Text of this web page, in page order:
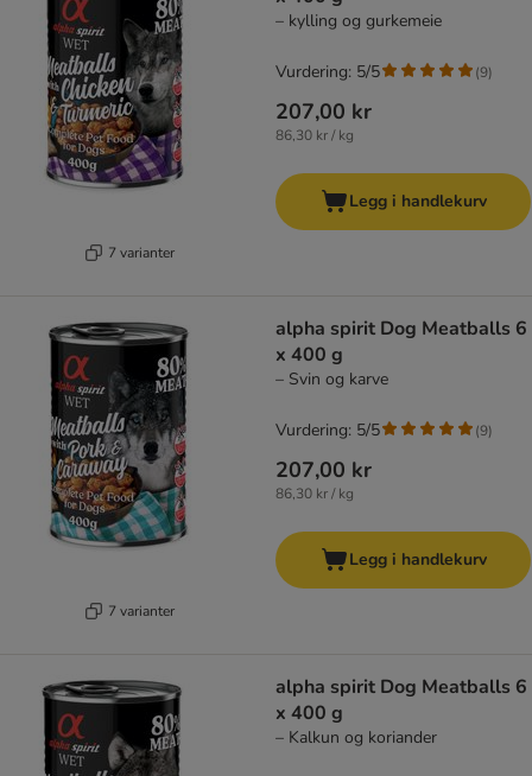
7 varianter
– kylling og gurkemeie
207,00 kr
86,30 kr / kg
Vurdering: 5/5 (9)
Legg i handlekurv
7 varianter
alpha spirit Dog Meatballs 6
x 400 g
– Svin og karve
207,00 kr
86,30 kr / kg
Vurdering: 5/5 (9)
Legg i handlekurv
alpha spirit Dog Meatballs 6
x 400 g
– Kalkun og koriander